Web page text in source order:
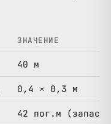
ЗНАЧЕНИЕ
40 м
0,4 × 0,3 м
42 пог.м (запас